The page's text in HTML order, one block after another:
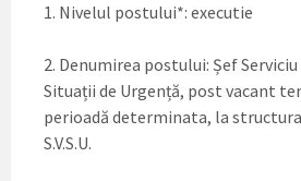
1. Nivelul postului*: executie
2. Denumirea postului: Șef
Situații de Urgență, post vacant
perioadă determinata, la
S.V.S.U.